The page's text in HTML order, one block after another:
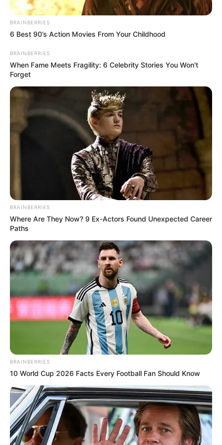
Posted
in
Történetek
— Nem érdekel, hogy a fiam
felesége vagy, add vissza a
lakást és az összes pénzt —
jelentette ki hirtelen az anyósom
egy eset után.
bySzerző • May 6, 2025
BRAINBERRIES
6 Best 90’s Action Movies From Your Childhood
BRAINBERRIES
When Fame Meets Fragility: 6 Celebrity Stories You Won't
Forget
BRAINBERRIES
Where Are They Now? 9 Ex-Actors Found Unexpected Career
Paths
BRAINBERRIES
10 World Cup 2026 Facts Every Football Fan Should Know